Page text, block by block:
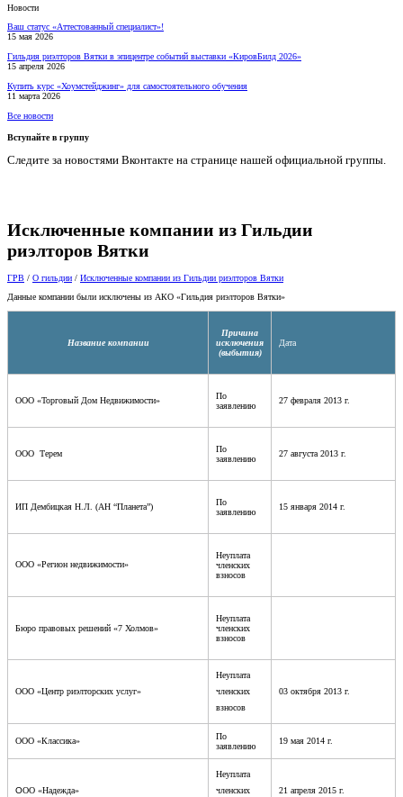
Новости
Ваш статус «Аттестованный специалист»!
15 мая 2026
Гильдия риэлторов Вятки в эпицентре событий выставки «КировБилд 2026»
15 апреля 2026
Купить курс «Хоумстейджинг» для самостоятельного обучения
11 марта 2026
Все новости
Вступайте в группу
Следите за новостями Вконтакте на странице нашей официальной группы.
Исключенные компании из Гильдии
риэлторов Вятки
ГРВ / О гильдии / Исключенные компании из Гильдии риэлторов Вятки
Данные компании были исключены из АКО «Гильдия риэлторов Вятки»
Название компании
Причина
исключения
(выбытия)
Дата
ООО «Торговый Дом Недвижимости»
По
заявлению
27 февраля 2013 г.
ООО Терем
По
заявлению
27 августа 2013 г.
ИП Дембицкая Н.Л. (АН “Планета”)
По
заявлению
15 января 2014 г.
ООО «Регион недвижимости»
Неуплата
членских
взносов
Бюро правовых решений «7 Холмов»
Неуплата
членских
взносов
ООО «Центр риэлторских услуг»
Неуплата
членских
взносов
03 октября 2013 г.
ООО «Классика»
По
заявлению
19 мая 2014 г.
ООО «Надежда»
Неуплата
членских
21 апреля 2015 г.